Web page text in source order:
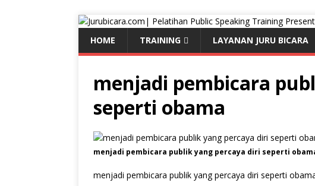
HOME TRAINING LAYANAN JURU BICARA
menjadi pembicara
seperti obama
menjadi pembicara publik yang percaya diri seperti
menjadi pembicara publik yang percaya diri seperti